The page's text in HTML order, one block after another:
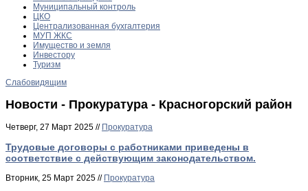
Муниципальный контроль
ЦКО
Централизованная бухгалтерия
МУП ЖКС
Имущество и земля
Инвестору
Туризм
Слабовидящим
Новости - Прокуратура - Красногорский район
Четверг, 27 Март 2025 // Прокуратура
Трудовые договоры с работниками приведены в
соответствие с действующим законодательством.
Вторник, 25 Март 2025 // Прокуратура